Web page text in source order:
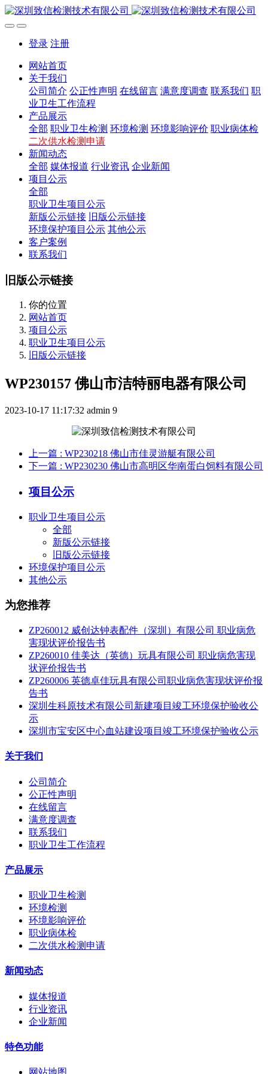
登录 注册
网站首页
关于我们
公司简介 公正性声明 在线留言 满意度调查 联系我们 职
业卫生工作流程
产品展示
全部 职业卫生检测 环境检测 环境影响评价 职业病体检
二次供水检测申请
新闻动态
全部 媒体报道 行业资讯 企业新闻
项目公示
全部
职业卫生项目公示
新版公示链接
旧版公示链接
环境保护项目公示 其他公示
客户案例
联系我们
旧版公示链接
你的位置
网站首页
项目公示
职业卫生项目公示
旧版公示链接
WP230157 佛山市洁特丽电器有限公司
2023-10-17 11:17:32 admin 9
上一篇 : WP230218 佛山市佳灵游艇有限公司
下一篇 : WP230230 佛山市高明区华南蛋白饲料有限公司
项目公示
职业卫生项目公示
全部
新版公示链接
旧版公示链接
环境保护项目公示
其他公示
为您推荐
ZP260012 威创达钟表配件（深圳）有限公司 职业病危
害现状评价报告书
ZP260010 佳美达（英德）玩具有限公司 职业病危害现
状评价报告书
ZP260006 英德卓佳玩具有限公司职业病危害现状评价报
告书
深圳生科原技术有限公司新建项目竣工环境保护验收公
示
深圳市宝安区中心血站建设项目竣工环境保护验收公示
关于我们
公司简介
公正性声明
在线留言
满意度调查
联系我们
职业卫生工作流程
产品展示
职业卫生检测
环境检测
环境影响评价
职业病体检
二次供水检测申请
新闻动态
媒体报道
行业资讯
企业新闻
特色功能